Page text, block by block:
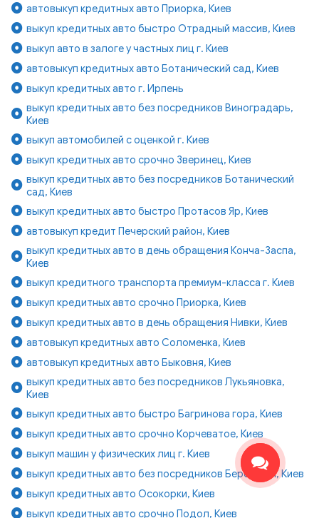
автовыкуп кредитных авто Приорка, Киев
выкуп кредитных авто быстро Отрадный массив, Киев
выкуп авто в залоге у частных лиц г. Киев
автовыкуп кредитных авто Ботанический сад, Киев
выкуп кредитных авто г. Ирпень
выкуп кредитных авто без посредников Виноградарь,
Киев
выкуп автомобилей с оценкой г. Киев
выкуп кредитных авто срочно Зверинец, Киев
выкуп кредитных авто без посредников Ботанический
сад, Киев
выкуп кредитных авто быстро Протасов Яр, Киев
автовыкуп кредит Печерский район, Киев
выкуп кредитных авто в день обращения Конча-Заспа,
Киев
выкуп кредитного транспорта премиум-класса г. Киев
выкуп кредитных авто срочно Приорка, Киев
выкуп кредитных авто в день обращения Нивки, Киев
автовыкуп кредитных авто Соломенка, Киев
автовыкуп кредитных авто Быковня, Киев
выкуп кредитных авто без посредников Лукьяновка,
Киев
выкуп кредитных авто быстро Багринова гора, Киев
выкуп кредитных авто срочно Корчеватое, Киев
выкуп машин у физических лиц г. Киев
выкуп кредитных авто без посредников Березняки, Киев
выкуп кредитных авто Осокорки, Киев
выкуп кредитных авто срочно Подол, Киев